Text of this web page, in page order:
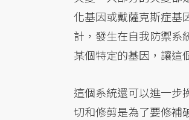
化基因或戴薩克斯症基
計，發生在自我防禦系
某個特定的基因，讓這
這個系統還可以進一步
切和修剪是為了要修補